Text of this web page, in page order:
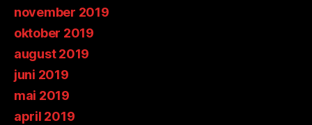
november 2019
oktober 2019
august 2019
juni 2019
mai 2019
april 2019